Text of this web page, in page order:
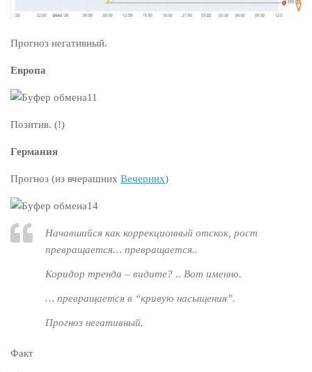
Прогноз негативный.
Европа
Позитив. (!)
Германия
Прогноз (из вчерашних Вечерних)
Начавшийся как коррекционный отскок, рост
превращается… превращается..
Коридор тренда – видите? .. Вот именно.
… превращается в “кривую насыщения”.
Прогноз негативный.
Факт